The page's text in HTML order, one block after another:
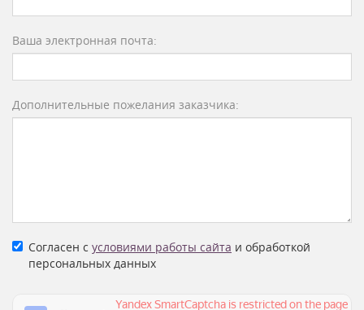
Ваша электронная почта:
Дополнительные пожелания заказчика:
Согласен с условиями работы сайта и обработкой
персональных данных